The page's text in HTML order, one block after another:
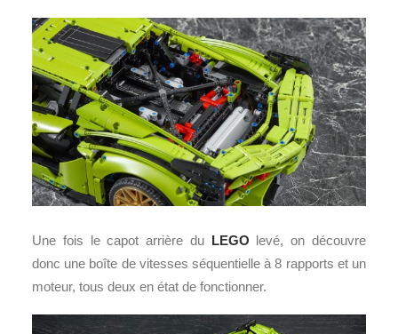
Une fois le capot arrière du LEGO levé, on découvre
donc une boîte de vitesses séquentielle à 8 rapports et un
moteur, tous deux en état de fonctionner.